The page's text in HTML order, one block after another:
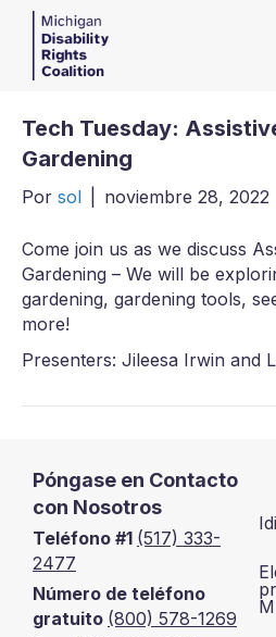
Tech Tuesday:
Gardening
Por sol noviembre 28, 2022
Come join us as we discuss
Gardening – We will be
gardening, gardening tools,
more!
Presenters: Jileesa Irwin and
Póngase en Contacto
con Nosotros
Teléfono #1 (517) 333-
2477
Número de teléfono
gratuito (800) 578-1269